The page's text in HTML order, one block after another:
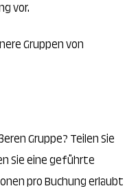
vor.
Gruppen von
Gruppe? Teilen Sie
Sie eine geführte
pro Buchung erlaubt